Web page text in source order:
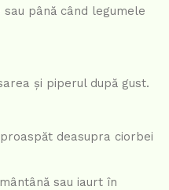
până când legumele
și piperul după gust.
deasupra ciorbei
sau iaurt în